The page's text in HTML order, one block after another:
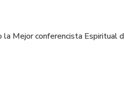
Mejor conferencista Espiritual